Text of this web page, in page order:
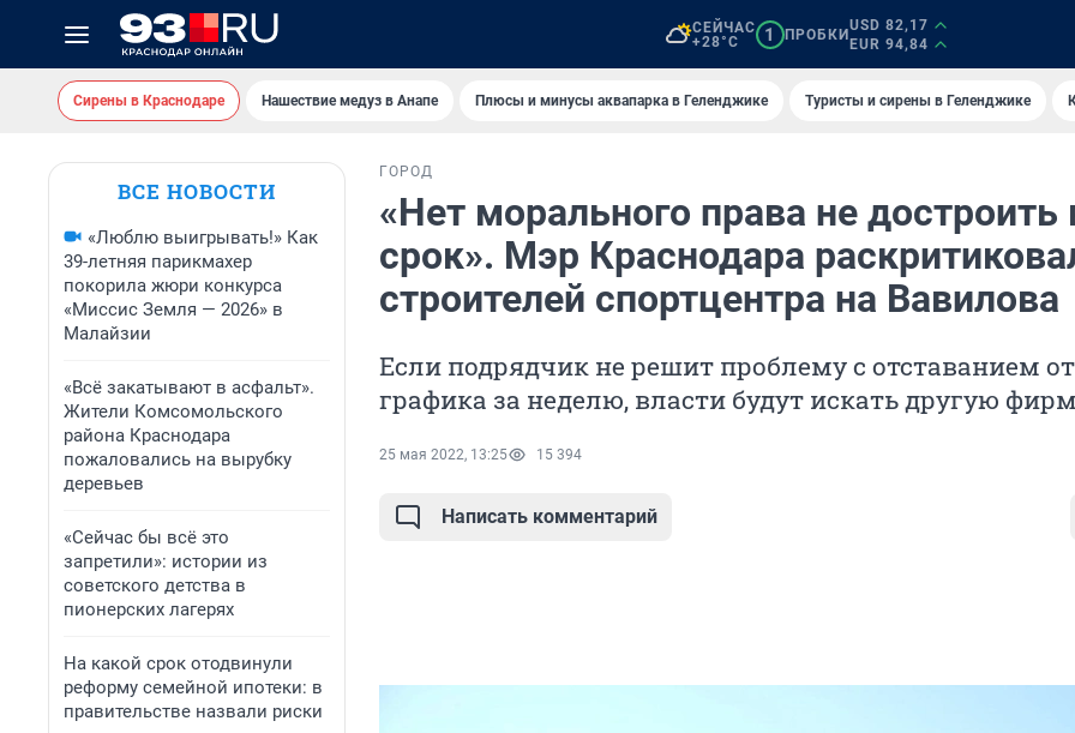
СЕЙЧАС
+28°C
1 ПРОБКИ
USD 82,17
EUR 94,84
Сирены в Краснодаре Нашествие медуз в Анапе Плюсы и минусы аквапарка в Геленджике Туристы и сирены в Геленджике
ВСЕ НОВОСТИ
«Люблю выигрывать!» Как
39-летняя парикмахер
покорила жюри конкурса
«Миссис Земля — 2026» в
Малайзии
«Всё закатывают в асфальт».
Жители Комсомольского
района Краснодара
пожаловались на вырубку
деревьев
«Сейчас бы всё это
запретили»: истории из
советского детства в
пионерских лагерях
На какой срок отодвинули
реформу семейной ипотеки: в
правительстве назвали риски
ГОРОД
«Нет морального права не достроить
срок». Мэр Краснодара
строителей спортцентра на Вавилова
Если подрядчик не решит проблему с отставанием от
графика за неделю, власти будут искать другую
25 мая 2022, 13:25 15 394
Написать комментарий